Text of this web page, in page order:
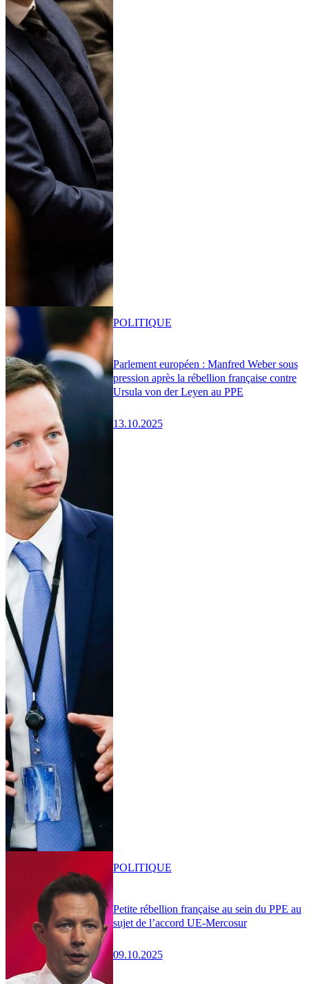
Parlement européen : Manfred Weber sous
pression après la rébellion française contre
Ursula von der Leyen au PPE
13.10.2025
POLITIQUE
Petite rébellion française au sein du PPE au
sujet de l’accord UE-Mercosur
09.10.2025
POLITIQUE